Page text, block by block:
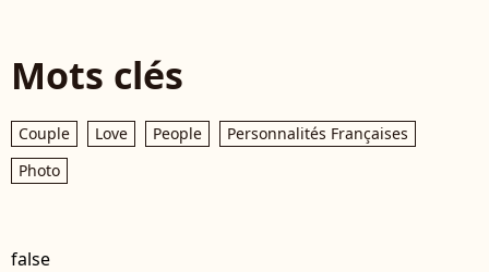
Mots clés
Couple Love People
Personnalités Françaises
Photo
false